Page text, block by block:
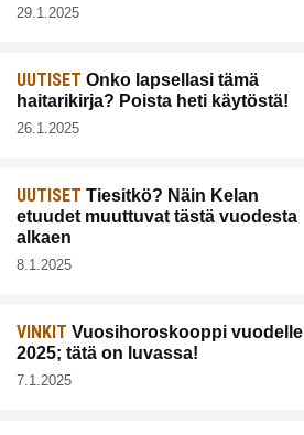
29.1.2025
UUTISET Onko lapsellasi tämä
haitarikirja? Poista heti käytöstä!
26.1.2025
UUTISET Tiesitkö? Näin Kelan
etuudet muuttuvat tästä vuodesta
alkaen
8.1.2025
VINKIT Vuosihoroskooppi vuodelle
2025; tätä on luvassa!
7.1.2025